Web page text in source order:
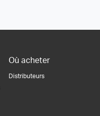
Où acheter
Distributeurs